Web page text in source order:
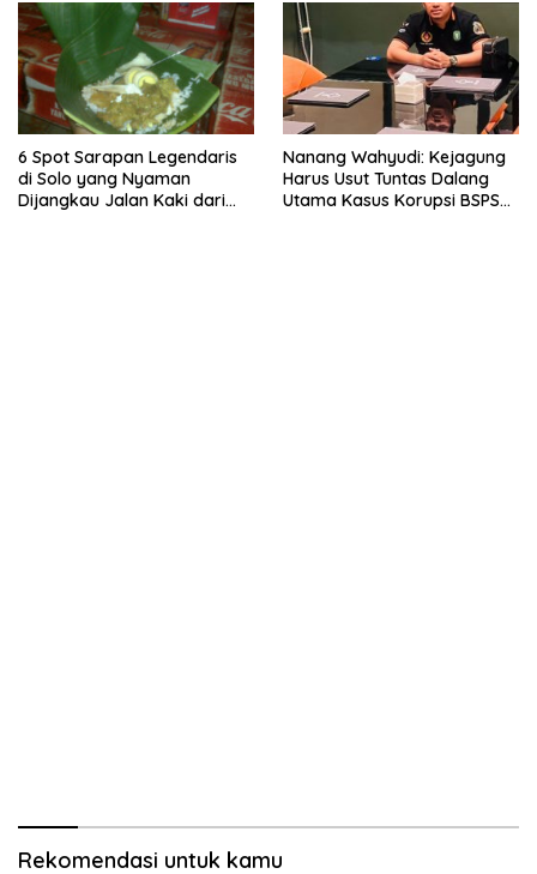
6 Spot Sarapan Legendaris
di Solo yang Nyaman
Dijangkau Jalan Kaki dari
Nanang Wahyudi: Kejagung
Harus Usut Tuntas Dalang
Utama Kasus Korupsi BSPS
Rekomendasi untuk kamu